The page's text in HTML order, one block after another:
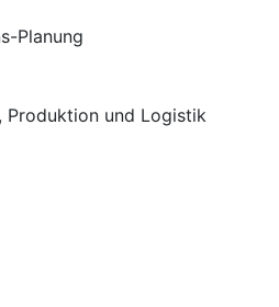
Planung
Produktion und Logistik